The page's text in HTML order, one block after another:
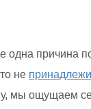
одна причина
не
мы ощущаем